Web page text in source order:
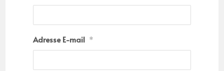
Adresse E-mail *